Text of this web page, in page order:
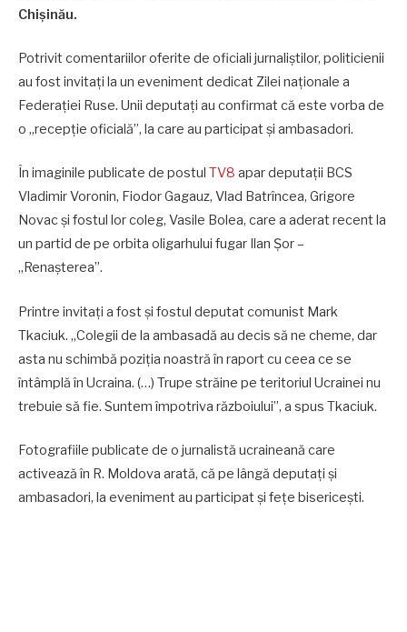
Chișinău.
Potrivit comentariilor oferite de oficiali jurnaliștilor, politicienii
au fost invitați la un eveniment dedicat Zilei naționale a
Federației Ruse. Unii deputați au confirmat că este vorba de
o „recepție oficială”, la care au participat și ambasadori.
În imaginile publicate de postul TV8 apar deputații BCS
Vladimir Voronin, Fiodor Gagauz, Vlad Batrîncea, Grigore
Novac și fostul lor coleg, Vasile Bolea, care a aderat recent la
un partid de pe orbita oligarhului fugar Ilan Șor –
„Renașterea”.
Printre invitați a fost și fostul deputat comunist Mark
Tkaciuk. „Colegii de la ambasadă au decis să ne cheme, dar
asta nu schimbă poziția noastră în raport cu ceea ce se
întâmplă în Ucraina. (…) Trupe străine pe teritoriul Ucrainei nu
trebuie să fie. Suntem împotriva războiului”, a spus Tkaciuk.
Fotografiile publicate de o jurnalistă ucraineană care
activează în R. Moldova arată, că pe lângă deputați și
ambasadori, la eveniment au participat și fețe bisericești.